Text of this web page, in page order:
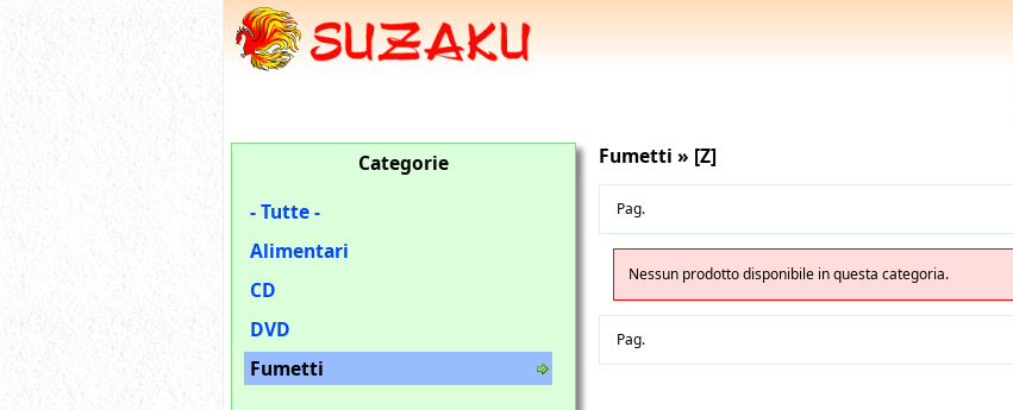
Fumetti » [Z]
Pag.
Nessun prodotto disponibile in questa categoria.
Pag.
Categorie
- Tutte -
Alimentari
CD
DVD
Fumetti